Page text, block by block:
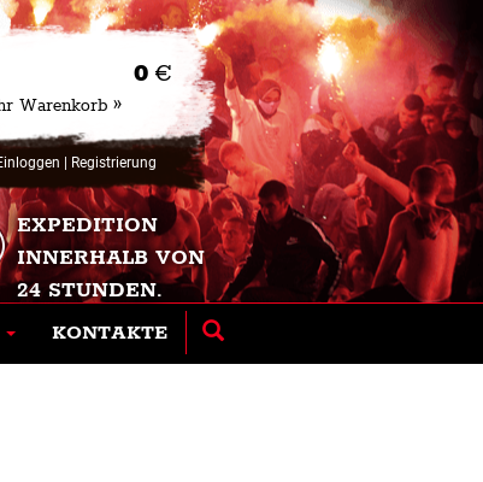
0 €
Warenkorb »
Registrierung
EXPEDITION
INNERHALB VON
24 STUNDEN.
KONTAKTE